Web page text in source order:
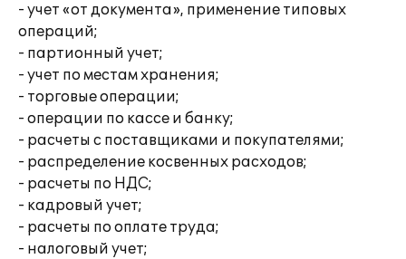
- учет «от документа», применение типовых
операций;
- партионный учет;
- учет по местам хранения;
- торговые операции;
- операции по кассе и банку;
- расчеты с поставщиками и покупателями;
- распределение косвенных расходов;
- расчеты по НДС;
- кадровый учет;
- расчеты по оплате труда;
- налоговый учет;